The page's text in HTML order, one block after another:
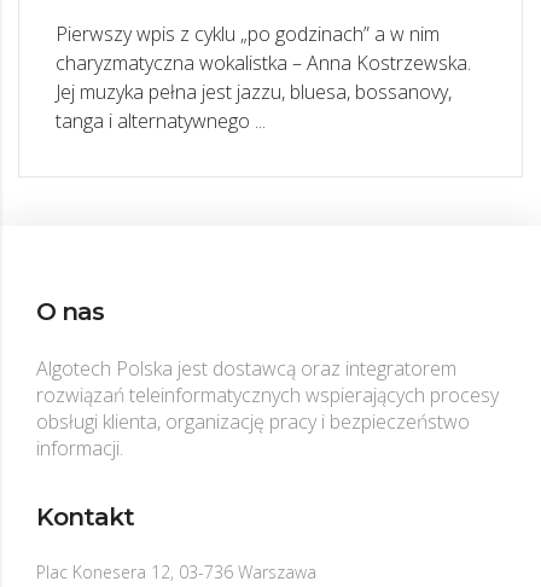
Pierwszy wpis z cyklu „po godzinach” a w nim
charyzmatyczna wokalistka – Anna Kostrzewska.
Jej muzyka pełna jest jazzu, bluesa, bossanovy,
tanga i alternatywnego ...
O nas
Algotech Polska jest dostawcą oraz integratorem
rozwiązań teleinformatycznych wspierających procesy
obsługi klienta, organizację pracy i bezpieczeństwo
informacji.
Kontakt
Plac Konesera 12, 03-736 Warszawa